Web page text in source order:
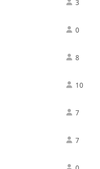
3
0
8
10
7
7